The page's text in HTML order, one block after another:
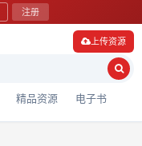
注册
精品资源 电子书
上传资源